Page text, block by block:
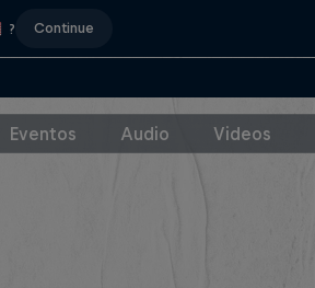
? Continue
Eventos Audio Videos